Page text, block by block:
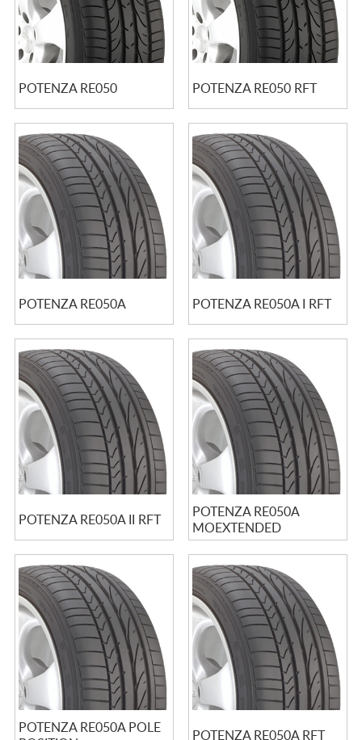
POTENZA RE050 POTENZA RE050 RFT
POTENZA RE050A POTENZA RE050A I RFT
POTENZA RE050A II RFT
POTENZA RE050A
MOEXTENDED
POTENZA RE050A POLE
POTENZA RE050A RFT